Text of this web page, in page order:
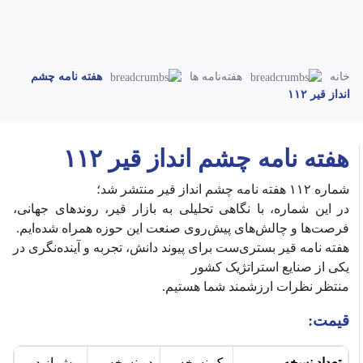
خانه هفته‌نامه ها
هفته نامه چشم
انداز قیر ۱۱۲
هفته نامه چشم انداز قیر ۱۱۲
شماره ۱۱۲ هفته نامه چشم انداز قیر منتشر شد؛
‎در این شماره، با نگاهی تحلیلی به بازار قیر، روندهای جهانی،
فرصت‌ها و چالش‌های پیش‌روی صنعت این حوزه همراه شده‌ایم.
‎هفته نامه قیر بستری‌ست برای پیوند دانش، تجربه و آینده‌نگری در
یکی از صنایع استراتژیک کشور
قیمت: